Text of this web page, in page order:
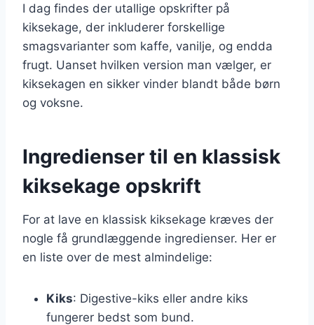
I dag findes der utallige opskrifter på
kiksekage, der inkluderer forskellige
smagsvarianter som kaffe, vanilje, og endda
frugt. Uanset hvilken version man vælger, er
kiksekagen en sikker vinder blandt både børn
og voksne.
Ingredienser til en klassisk
kiksekage opskrift
For at lave en klassisk kiksekage kræves der
nogle få grundlæggende ingredienser. Her er
en liste over de mest almindelige:
Kiks: Digestive-kiks eller andre kiks
fungerer bedst som bund.